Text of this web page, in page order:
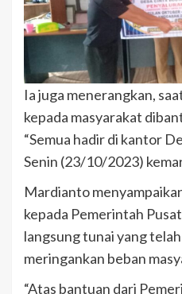
Ia juga menerangkan,
kepada masyarakat
“Semua hadir di kantor
Senin (23/10/2023)
Mardianto
kepada Pemerintah
langsung tunai yang
meringankan beban
“Atas bantuan dari